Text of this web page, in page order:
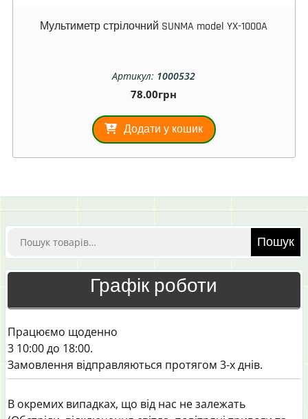
Мультиметр стрілочний SUNMA model YX-1000A
Артикул: 1000532
78.00грн
Додати у кошик
Шукати: Пошук
Графік роботи
Працюємо щоденно
3 10:00 до 18:00.
Замовлення відправляються протягом 3-х днів.
В окремих випадках, що від нас не залежать